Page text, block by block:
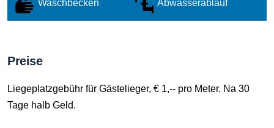
Waschbecken Abwasserablauf
Preise
Liegeplatzgebühr für Gästelieger, € 1,-- pro Meter. Na 30
Tage halb Geld.